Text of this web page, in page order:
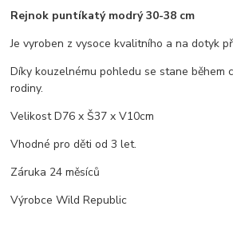
Rejnok puntíkatý modrý 30-38 cm
Je vyroben z vysoce kvalitního a na dotyk
Díky kouzelnému pohledu se stane během
rodiny.
Velikost D76 x Š37 x V10cm
Vhodné pro děti od 3 let.
Záruka 24 měsíců
Výrobce Wild Republic